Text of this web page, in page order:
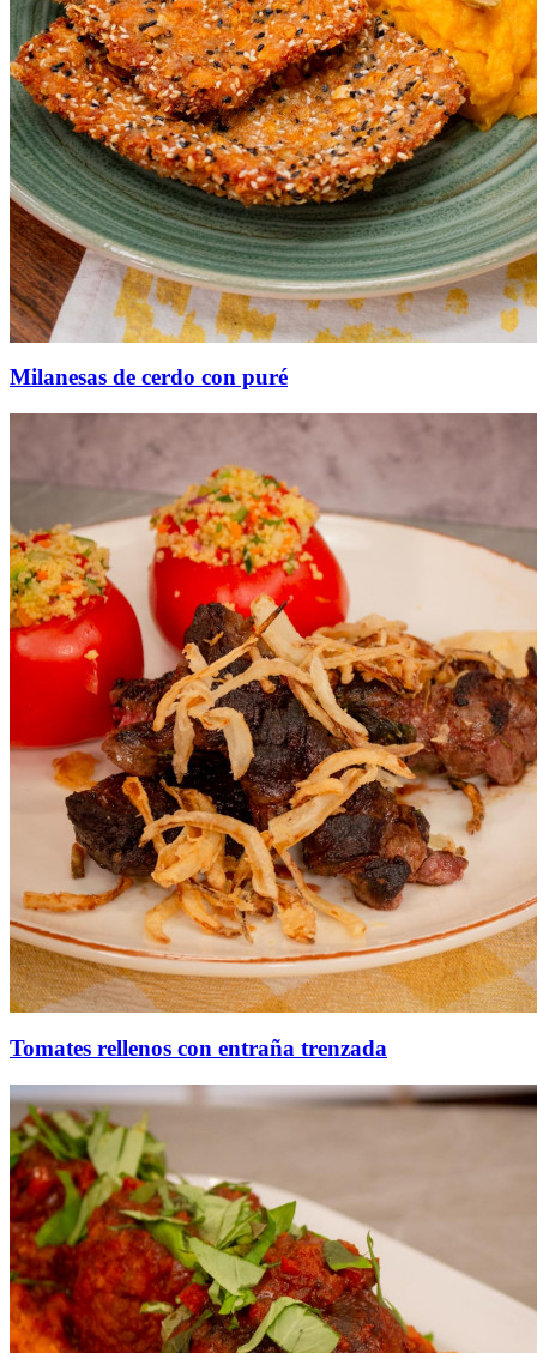
Milanesas de cerdo con puré
Tomates rellenos con entraña trenzada